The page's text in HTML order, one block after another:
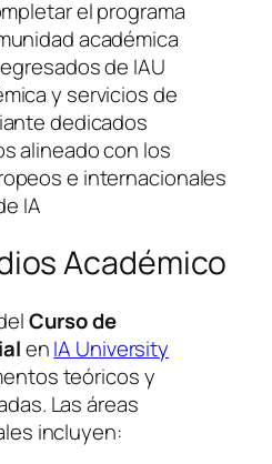
el programa
académica
de IAU
y servicios de
dedicados
alineado con los
e internacionales
IA
Académico
Curso de
enIA University
teóricos y
Las áreas
incluyen: